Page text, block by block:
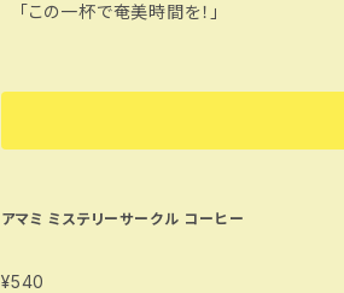
「この一杯で奄美時間を！」
アマミ ミステリーサークル コーヒー
¥540